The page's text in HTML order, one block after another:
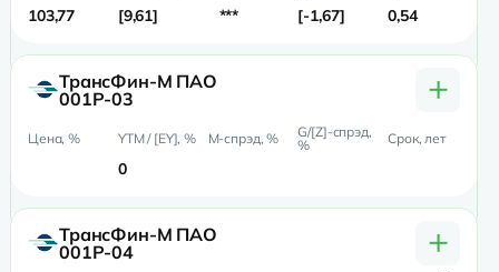
103,77 9,61 *** -1,67 0,54
ТрансФин-М ПАО
001P-03
+
0
ТрансФин-М ПАО
001P-04
+